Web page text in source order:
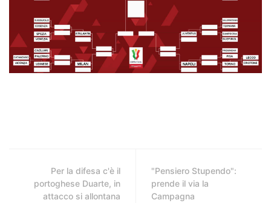
Per la difesa c'è il
portoghese Duarte, in
attacco si allontana
"Pensiero Stupendo":
prende il via la
Campagna